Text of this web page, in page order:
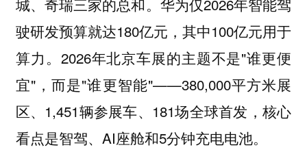
驶研发预算就达180亿元，其中100亿元用于
算力。2026年北京车展的主题不是"谁更便
宜"，而是"谁更智能"——380,000平方米展
区、1,451辆参展车、181场全球首发，核心
看点是智驾、AI座舱和5分钟充电电池。